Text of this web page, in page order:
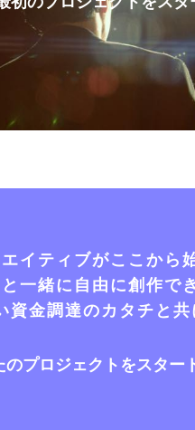
イティブがここから
一緒に自由に創作で
資金調達のカタチと共
のプロジェクトをスター